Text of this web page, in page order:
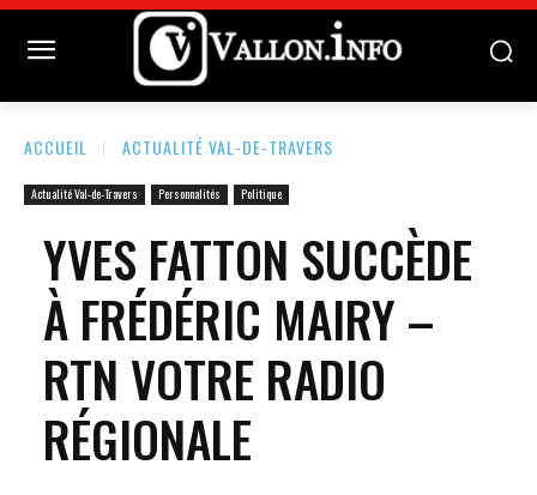
ACCUEIL ACTUALITÉ VAL-DE-TRAVERS
Actualité Val-de-Travers Personnalités Politique
YVES FATTON SUCCÈDE
À FRÉDÉRIC MAIRY –
RTN VOTRE RADIO
RÉGIONALE